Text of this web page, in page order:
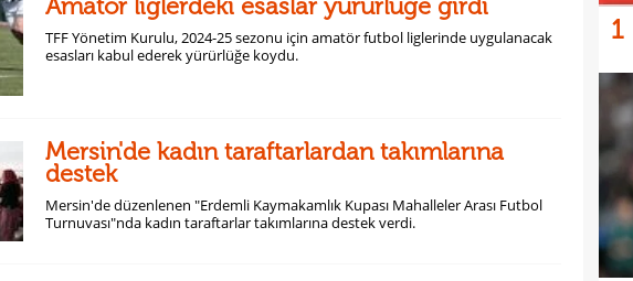
Amatör liglerdeki esaslar yürürlüğe girdi
TFF Yönetim Kurulu, 2024-25 sezonu için amatör futbol liglerinde uygulanacak
esasları kabul ederek yürürlüğe koydu.
Mersin'de kadın taraftarlardan takımlarına
destek
Mersin'de düzenlenen "Erdemli Kaymakamlık Kupası Mahalleler Arası Futbol
Turnuvası"nda kadın taraftarlar takımlarına destek verdi.
1